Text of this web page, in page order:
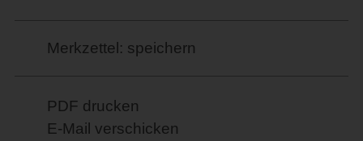
Merkzettel: speichern
PDF drucken
E-Mail verschicken